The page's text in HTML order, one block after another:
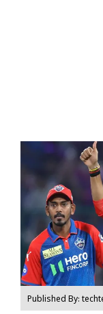
Published By: